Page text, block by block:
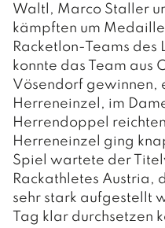
Waltl, Marco Staller
kämpften um
Racketlon-Teams des
konnte das Team aus
Vösendorf gewinnen,
Herreneinzel, im
Herrendoppel
Herreneinzel ging
Spiel wartete der
Rackathletes Austria,
sehr stark aufgestellt
Tag klar durchsetzen